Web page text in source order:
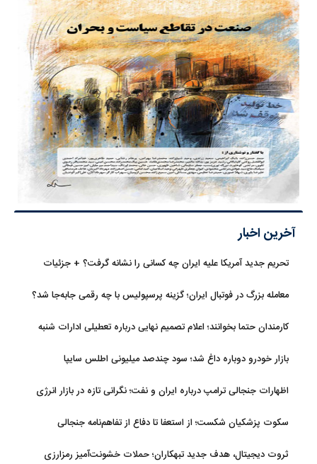
آخرین اخبار
تحریم جدید آمریکا علیه ایران چه کسانی را نشانه گرفت؟ + جزئیات
معامله بزرگ در فوتبال ایران؛ گزینه پرسپولیس با چه رقمی جابه‌جا شد؟
کارمندان حتما بخوانند؛ اعلام تصمیم نهایی درباره تعطیلی ادارات شنبه
بازار خودرو دوباره داغ شد؛ سود چندصد میلیونی اطلس سایپا
اظهارات جنجالی ترامپ درباره ایران و نفت؛ نگرانی تازه در بازار انرژی
سکوت پزشکیان شکست؛ از استعفا تا دفاع از تفاهم‌نامه جنجالی
ثروت دیجیتال، هدف جدید تبهکاران؛ حملات خشونت‌آمیز رمزارزی